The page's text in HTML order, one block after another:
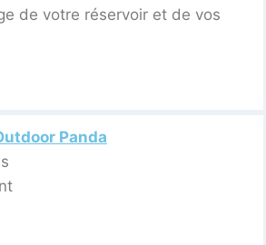
de votre réservoir et de vos
Panda